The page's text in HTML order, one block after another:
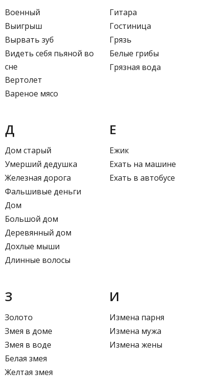
Военный
Выигрыш
Вырвать зуб
Видеть себя пьяной во
сне
Вертолет
Вареное мясо
Гитара
Гостиница
Грязь
Белые грибы
Грязная вода
Д
Дом старый
Умерший дедушка
Железная дорога
Фальшивые деньги
Дом
Большой дом
Деревянный дом
Дохлые мыши
Длинные волосы
Е
Ежик
Ехать на машине
Ехать в автобусе
З
Золото
Змея в доме
Змея в воде
Белая змея
Желтая змея
И
Измена парня
Измена мужа
Измена жены